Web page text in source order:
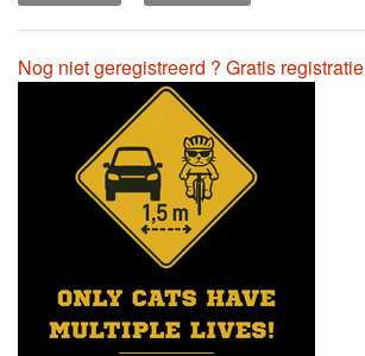
Nog niet geregistreerd ? Gratis registratie